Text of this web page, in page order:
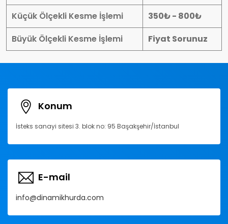
Küçük Ölçekli Kesme İşlemi
350₺ - 800₺
Büyük Ölçekli Kesme İşlemi
Fiyat Sorunuz
Konum
İsteks sanayi sitesi 3. blok no: 95 Başakşehir/İstanbul
E-mail
info@dinamikhurda.com